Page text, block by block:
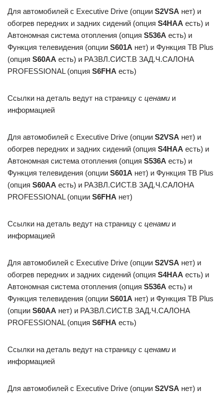
Для автомобилей с Executive Drive (опции S2VSA нет) и
обогрев передних и задних сидений (опция S4HAA есть) и
Автономная система отопления (опция S536A есть) и
Функция телевидения (опции S601A нет) и Функция ТВ Plus
(опция S60AA есть) и РАЗВЛ.СИСТ.В ЗАД.Ч.САЛОНА
PROFESSIONAL (опция S6FHA есть)
Ссылки на деталь ведут на страницу с ценами и
информацией
Для автомобилей с Executive Drive (опции S2VSA нет) и
обогрев передних и задних сидений (опция S4HAA есть) и
Автономная система отопления (опция S536A есть) и
Функция телевидения (опции S601A нет) и Функция ТВ Plus
(опция S60AA есть) и РАЗВЛ.СИСТ.В ЗАД.Ч.САЛОНА
PROFESSIONAL (опции S6FHA нет)
Ссылки на деталь ведут на страницу с ценами и
информацией
Для автомобилей с Executive Drive (опции S2VSA нет) и
обогрев передних и задних сидений (опция S4HAA есть) и
Автономная система отопления (опция S536A есть) и
Функция телевидения (опции S601A нет) и Функция ТВ Plus
(опции S60AA нет) и РАЗВЛ.СИСТ.В ЗАД.Ч.САЛОНА
PROFESSIONAL (опция S6FHA есть)
Ссылки на деталь ведут на страницу с ценами и
информацией
Для автомобилей с Executive Drive (опции S2VSA нет) и